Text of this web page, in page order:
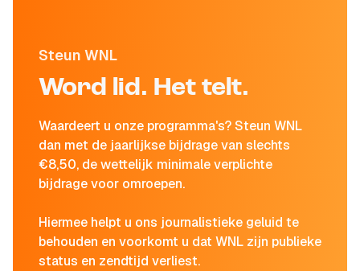
Steun WNL
Word lid. Het telt.
Waardeert u onze programma's? Steun WNL
dan met de jaarlijkse bijdrage van slechts
€8,50, de wettelijk minimale verplichte
bijdrage voor omroepen.
Hiermee helpt u ons journalistieke geluid te
behouden en voorkomt u dat WNL zijn publieke
status en zendtijd verliest.